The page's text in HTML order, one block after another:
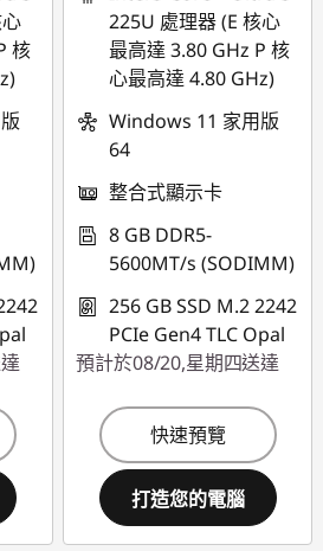
核
使用優惠券 :
THINKAUG
225U 處理器 (E 核心
最高達 3.80 GHz P 核
心最高達 4.80 GHz)
Windows 11 家用版
64
整合式顯示卡
8 GB DDR5-
5600MT/s (SODIMM)
256 GB SSD M.2 2242
PCIe Gen4 TLC Opal
預計於08/20,星期四送達
快速預覽
打造您的電腦